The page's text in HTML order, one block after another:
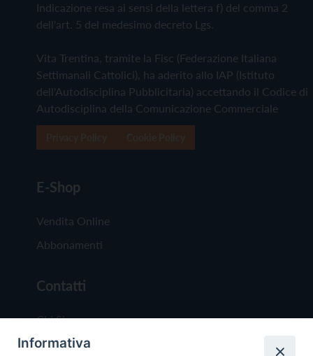
Indicazione resa ai sensi della lettera f) del comma 2
dell'art. 5 del medesimo decreto Lgs.
Vita Trentina, tramite la Fisc (Federazione Italiana
Settimanali Cattolici), ha aderito allo IAP (Istituto
dell'Autodisciplina Pubblicitaria) accettando il Codice di
Autodisciplina della Comunicazione Commerciale
E-Shop
Vendita Online
Abbonamenti
Contatti
Chi Siamo
Redazione
Informativa